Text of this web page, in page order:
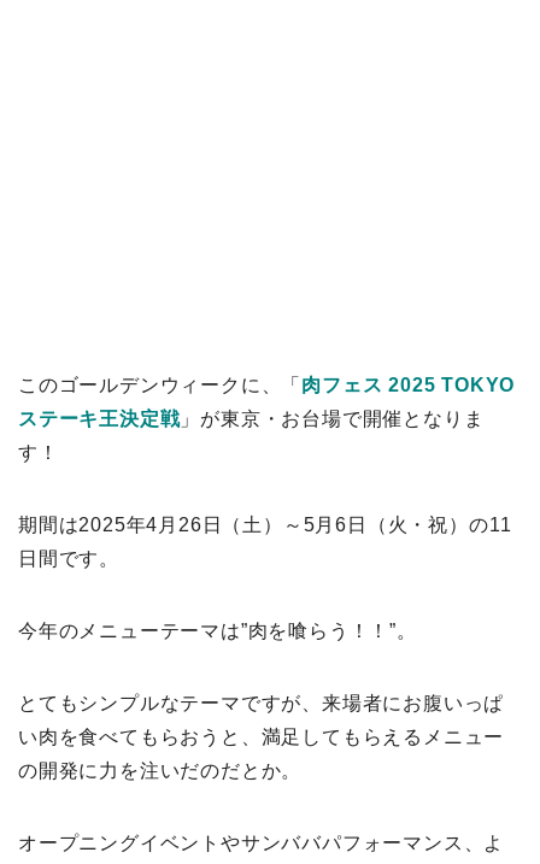
このゴールデンウィークに、「 肉フェス 2025 TOKYO
ステーキ王決定戦」が東京・お台場で開催となりま
す！
期間は2025年4月26日（土）～5月6日（火・祝）の11
日間です。
今年のメニューテーマは”肉を喰らう！！”。
とてもシンプルなテーマですが、来場者にお腹いっぱ
い肉を食べてもらおうと、満足してもらえるメニュー
の開発に力を注いだのだとか。
オープニングイベントやサンババパフォーマンス、よ